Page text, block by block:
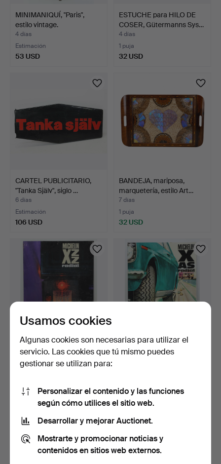
MINIMANIQUÍ, "Paris",
estilo vintage.
4 días
Estimación
53 USD
ESTUCHE para HILO DE
COSER, Gütermanns Sys…
4 días
1 puja
32 USD
CARTEL PUBLICITARIO,
"Tanka Själv", siglo …
6 días
Estimación
106 USD
BANDEJA, mariposa,
marquetería, estilo Art…
7 días
1 puja
32 USD
CARTEL PUBLICITARIO,
chapa, MICHELIN XZZ r…
7 días
64 USD
CARTEL PUBLICITARIO,
chapa, MICHELIN XAS r…
32 USD
Usamos cookies
Algunas cookies son necesarias para utilizar el
servicio. Las cookies que tú mismo puedes
gestionar se utilizan para:
Personalizar el contenido y las funciones
según cómo utilices el sitio web.
Desarrollar y mejorar Auctionet.
Mostrarte y promocionar noticias y
contenidos en sitios web externos.